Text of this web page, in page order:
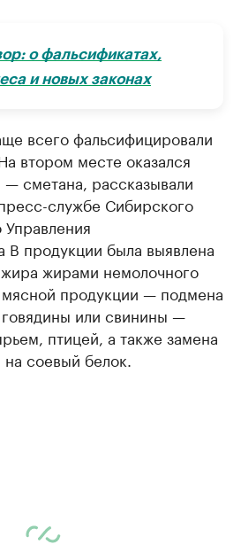
о фальсификатах,
и новых законах
всего фальсифицировали
втором месте оказался
— сметана, рассказывали
службе Сибирского
В продукции была выявлена
жирами немолочного
продукции — подмена
или свинины —
птицей, а также замена
соевый белок.